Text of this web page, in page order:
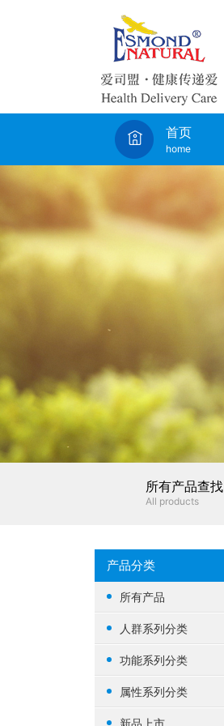
首页
home
所有产品查找
All products
产品分类
所有产品
人群系列分类
女性健康
中老年健康
功能系列分类
生殖健康
属性系列分类
基础营养
新品上市